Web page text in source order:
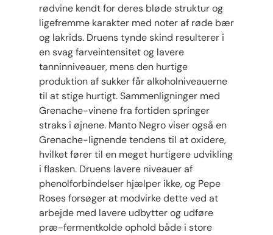
rødvine kendt for deres bløde struktur og
ligefremme karakter med noter af røde bær
og lakrids. Druens tynde skind resulterer i
en svag farveintensitet og lavere
tanninniveauer, mens den hurtige
produktion af sukker får alkoholniveauerne
til at stige hurtigt. Sammenligninger med
Grenache-vinene fra fortiden springer
straks i øjnene. Manto Negro viser også en
Grenache-lignende tendens til at oxidere,
hvilket fører til en meget hurtigere udvikling
i flasken. Druens lavere niveauer af
phenolforbindelser hjælper ikke, og Pepe
Roses forsøger at modvirke dette ved at
arbejde med lavere udbytter og udføre
præ-fermentkolde ophold både i store